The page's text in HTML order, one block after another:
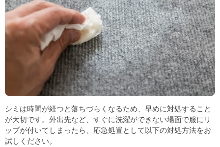
シミは時間が経つと落ちづらくなるため、早めに対処すること
が大切です。外出先など、すぐに洗濯ができない場面で服にリ
ップが付いてしまったら、応急処置として以下の対処方法をお
試しください。